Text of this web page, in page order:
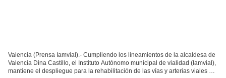
Valencia (Prensa Iamvial).- Cumpliendo los lineamientos de la alcaldesa de
Valencia Dina Castillo, el Instituto Autónomo municipal de vialidad (Iamvial),
mantiene el despliegue para la rehabilitación de las vías y arterias viales de